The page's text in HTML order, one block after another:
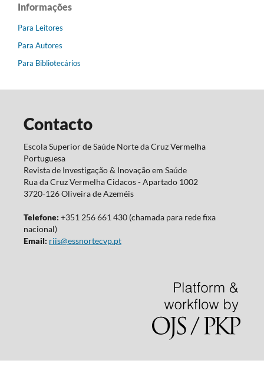
Informações
Para Leitores
Para Autores
Para Bibliotecários
Contacto
Escola Superior de Saúde Norte da Cruz Vermelha
Portuguesa
Revista de Investigação & Inovação em Saúde
Rua da Cruz Vermelha Cidacos - Apartado 1002
3720-126 Oliveira de Azeméis
Telefone: +351 256 661 430 (chamada para rede fixa
nacional)
Email: riis@essnortecvp.pt